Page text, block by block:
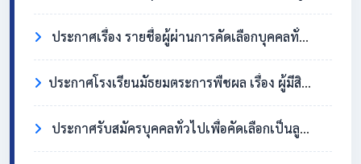
ประกาศเรื่อง รายชื่อผู้ผ่านการคัดเลือกบุคคลทั่วไปเพื่อจ้างเป็นลูกจ้างชั่วคราว ตำแหน่ง แม่บ้าน/นักการภารโรง
​ประกาศโรงเรียนมัธยมตระการพืชผล เรื่อง ผู้มีสิทธิ์เข้ารับการคัดเลือกบุคคลทั่วไปเพื่อจ้างเป็นลูกจ้างชั่วคราว ตำแหน่งแม่บ้าน / นักการภารโรง
ประกาศรับสมัครบุคคลทั่วไปเพื่อคัดเลือกเป็นลูกจ้างชั่วคราว ตำแหน่งแม่บ้าน / นักการภารโรง